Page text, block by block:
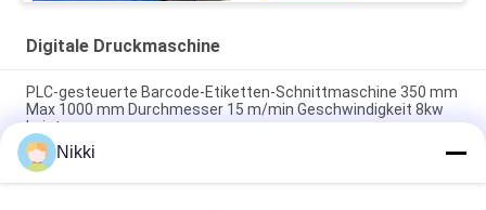
Digitale Druckmaschine
PLC-gesteuerte Barcode-Etiketten-Schnittmaschine 350 mm
Max 1000 mm Durchmesser 15 m/min Geschwindigkeit 8kw
Leistung
400m/min Max-Speed Die Cutting Sticker Label Maker für
hohe Präzision und Effizienz
Nikki